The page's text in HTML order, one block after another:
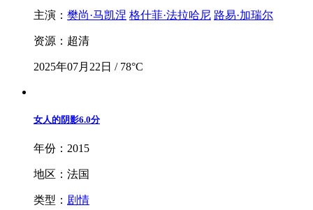
主演： 樊尚·马凯涅 格什菲·法拉哈尼 路易·加瑞尔
资源：超清
2025年07月22日 / 78°C
女人的阴影6.0分
年份：2015
地区：法国
类型： 剧情